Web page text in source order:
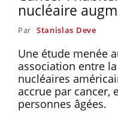
nucléaire
Par Stanislas Deve
Une étude menée
association entre
nucléaires
accrue par cancer,
personnes âgées.